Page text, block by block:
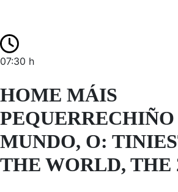
07:30 h
HOME MÁIS
PEQUERRECHIÑO
MUNDO, O:
THE WORLD, THE